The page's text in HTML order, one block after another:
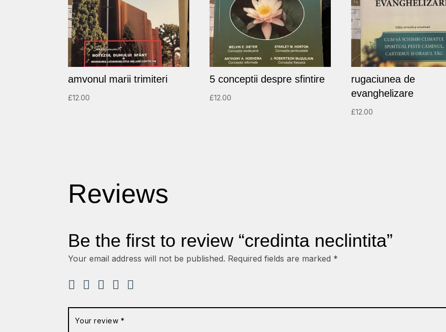
amvonul marii trimiteri
£12.00
5 conceptii despre sfintire
£12.00
rugaciunea de
evanghelizare
£12.00
Reviews
Be the first to review “credinta neclintita”
Your email address will not be published. Required fields are marked *